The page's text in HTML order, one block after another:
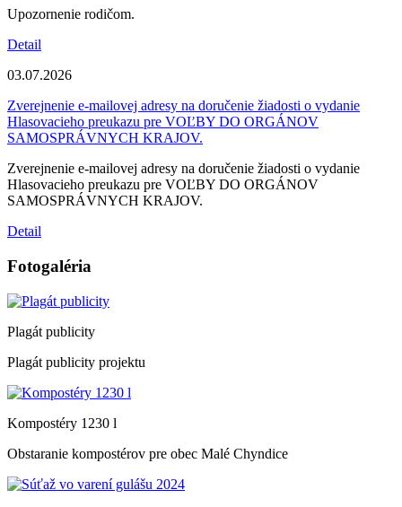
Upozornenie rodičom.
Detail
03.07.2026
Zverejnenie e-mailovej adresy na doručenie žiadosti o vydanie
Hlasovacieho preukazu pre VOĽBY DO ORGÁNOV
SAMOSPRÁVNYCH KRAJOV.
Zverejnenie e-mailovej adresy na doručenie žiadosti o vydanie
Hlasovacieho preukazu pre VOĽBY DO ORGÁNOV
SAMOSPRÁVNYCH KRAJOV.
Detail
Fotogaléria
Plagát publicity
Plagát publicity projektu
Kompostéry 1230 l
Obstaranie kompostérov pre obec Malé Chyndice